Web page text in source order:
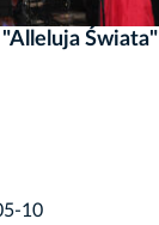
Świata"
10